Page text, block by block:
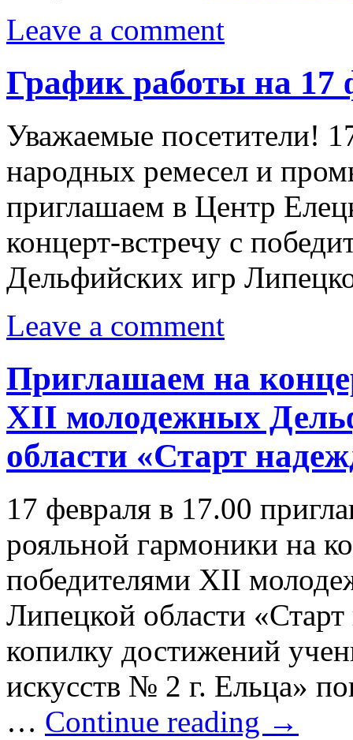
Leave a comment
График работы на 17
Уважаемые посетители!
народных ремесел и
приглашаем в Центр
концерт-встречу с
Дельфийских игр
Leave a comment
Приглашаем на
XII молодежных
области «Старт
17 февраля в 17.00
рояльной гармоники на
победителями XII
Липецкой области
копилку достижений
искусств № 2 г. Ельца»
… Continue reading →